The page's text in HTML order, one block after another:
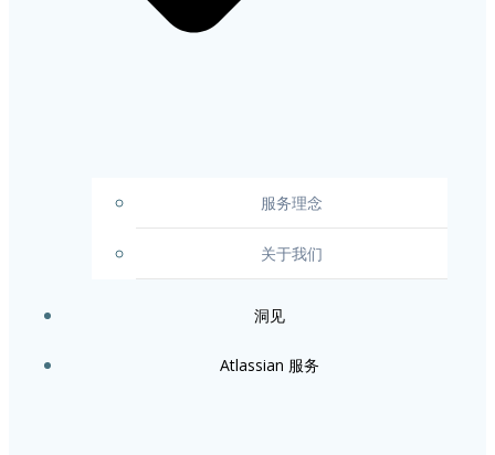
服务理念
关于我们
洞见
Atlassian 服务